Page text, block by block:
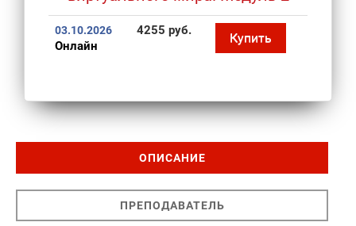
03.10.2026
Онлайн
4255 руб. Купить
ОПИСАНИЕ
ПРЕПОДАВАТЕЛЬ